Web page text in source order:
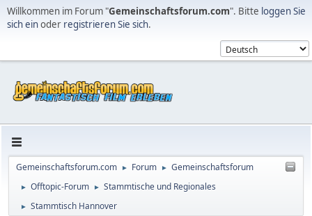
Willkommen im Forum "Gemeinschaftsforum.com". Bitte loggen Sie
sich einoder registrieren Sie sich.
Gemeinschaftsforum.com ► Forum ► Gemeinschaftsforum
► Offtopic-Forum ► Stammtische und Regionales
► Stammtisch Hannover